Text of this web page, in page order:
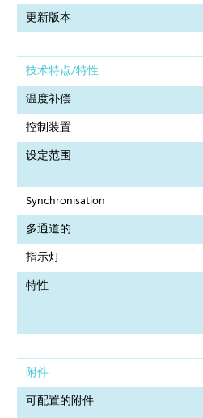
更新版本
技术特点/特性
温度补偿
控制装置
设定范围
Synchronisation
多通道的
指示灯
特性
附件
可配置的附件